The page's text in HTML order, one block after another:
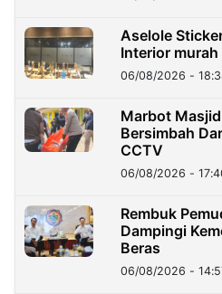
Aselole
Interior
06/08/2026 -
Marbot
Bersimbah
CCTV
06/08/2026 -
Rembuk
Dampingi
Beras
06/08/2026 -